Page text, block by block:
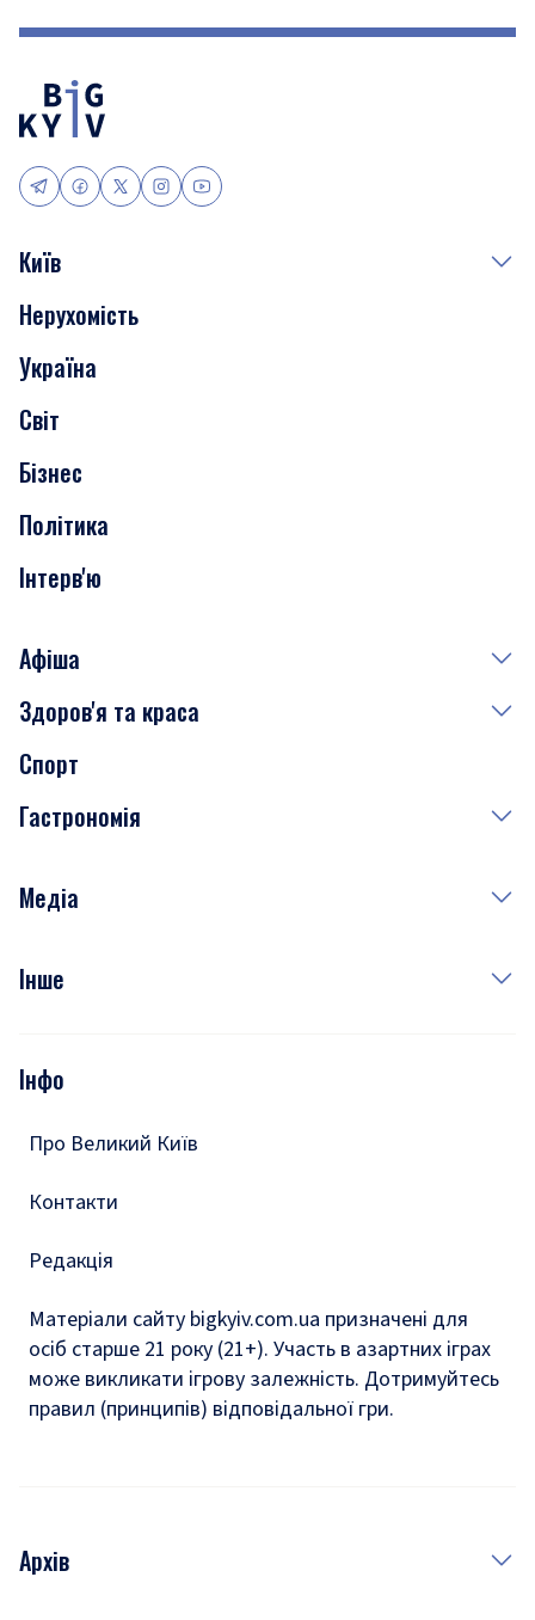
Київ
Події
Скандали
Нерухомість
Транспорт
Нерухомість
Україна
Світ
Бізнес
Політика
Інтерв'ю
Афіша
Сьогодні
Завтра
Субота
Здоров'я та краса
Медицина
Краса
Спорт
Гастрономія
Рецепти
Медіа
Фото
Подкасти
Інше
Тести
Інфо
Про Великий Київ
Контакти
Редакція
Матеріали сайту bigkyiv.com.ua призначені для
осіб старше 21 року (21+). Участь в азартних іграх
може викликати ігрову залежність. Дотримуйтесь
правил (принципів) відповідальної гри.
Архів